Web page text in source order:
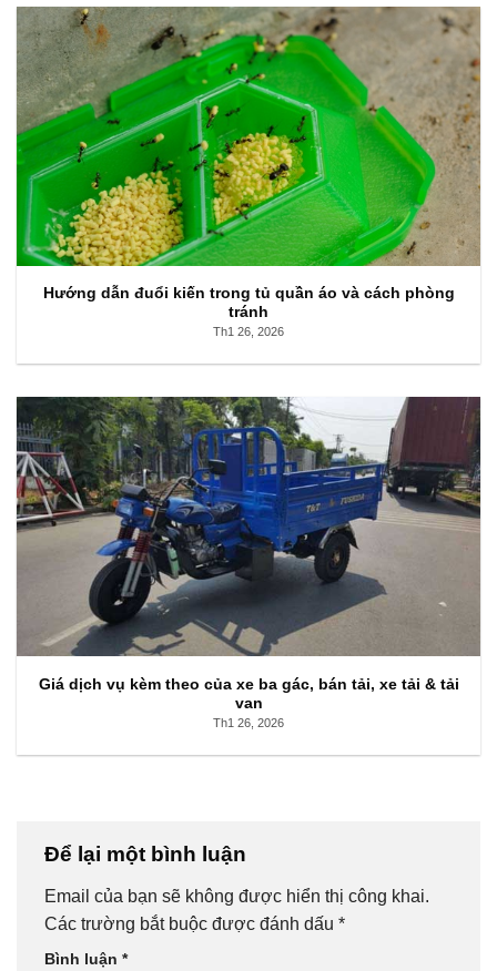
Hướng dẫn đuổi kiến trong tủ quần áo và cách phòng
tránh
Th1 26, 2026
Giá dịch vụ kèm theo của xe ba gác, bán tải, xe tải & tải
van
Th1 26, 2026
Để lại một bình luận
Email của bạn sẽ không được hiển thị công khai.
Các trường bắt buộc được đánh dấu *
Bình luận *